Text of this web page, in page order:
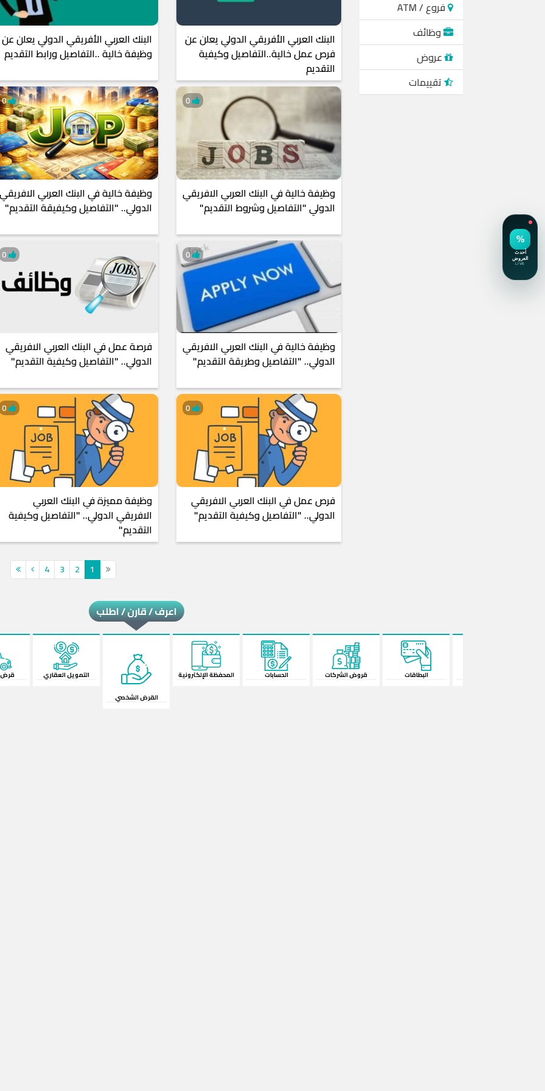
فروع / ATM
وظائف
عروض
تقييمات
البنك العربي الأفريقي الدولي يعلن عن
فرص عمل خالية..التفاصيل وكيفية
التقديم
البنك العربي الأفريقي الدولي يعلن عن
وظيفة خالية ..التفاصيل ورابط التقديم
وظيفة خالية في البنك العربي الافريقي
الدولي "التفاصيل وشروط التقديم"
وظيفة خالية في البنك العربي الافريقي
الدولي.. "التفاصيل وكيفيقة التقديم"
0
وظيفة خالية في البنك العربي الافريقي
الدولي.. "التفاصيل وطريقة التقديم"
0
فرصة عمل في البنك العربي الافريقي
الدولي.. "التفاصيل وكيفية التقديم"
0
فرص عمل في البنك العربي الافريقي
الدولي.. "التفاصيل وكيفية التقديم"
وظيفة مميزة في البنك العربي
الافريقي الدولي.. "التفاصيل وكيفية
التقديم"
0
1
2
3
4
اعرف / قارن / اطلب
البطاقات قروض الشركات الحسابات
المحفظة الإلكترونية
القرض الشخصي
التمويل العقاري قرض